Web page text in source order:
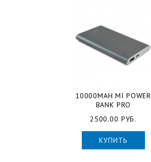
10000MAH MI POWER
BANK PRO
2500.00 РУБ.
КУПИТЬ